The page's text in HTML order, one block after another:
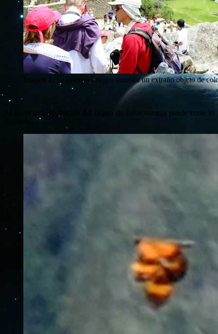
Imagen 1. La primera imagen muestra un extraño objeto de
Al hacer una ampliación del objeto de color naranja puede verse lo